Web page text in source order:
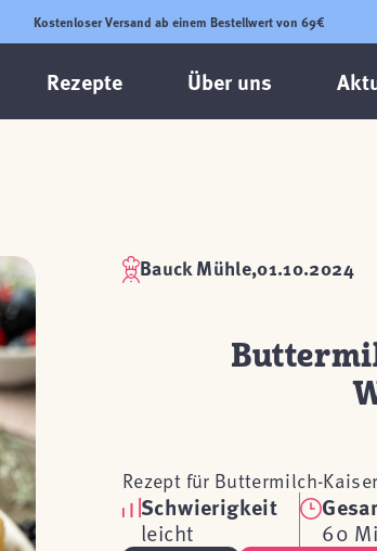
Kostenloser Versand ab einem Bestellwert von 69€
Rezepte Über uns
Bauck Mühle,01.10.2024
Rezept für Buttermilch-
Schwierigkeit
leicht 60